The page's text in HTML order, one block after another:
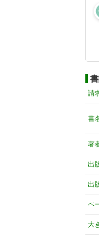
請
書
著
出
出
ペ
大